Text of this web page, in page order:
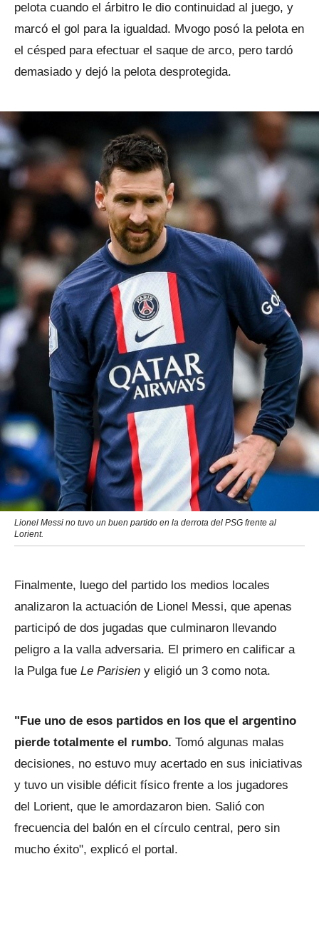
pelota cuando el árbitro le dio continuidad al juego, y
marcó el gol para la igualdad. Mvogo posó la pelota en
el césped para efectuar el saque de arco, pero tardó
demasiado y dejó la pelota desprotegida.
Lionel Messi no tuvo un buen partido en la derrota del PSG frente al
Lorient.
Finalmente, luego del partido los medios locales
analizaron la actuación de Lionel Messi, que apenas
participó de dos jugadas que culminaron llevando
peligro a la valla adversaria. El primero en calificar a
la Pulga fue Le Parisien y eligió un 3 como nota.
"Fue uno de esos partidos en los que el argentino
pierde totalmente el rumbo. Tomó algunas malas
decisiones, no estuvo muy acertado en sus iniciativas
y tuvo un visible déficit físico frente a los jugadores
del Lorient, que le amordazaron bien. Salió con
frecuencia del balón en el círculo central, pero sin
mucho éxito", explicó el portal.